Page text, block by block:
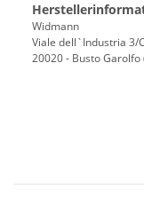
Widmann
Viale dell`Industria 3/C
20020 - Busto